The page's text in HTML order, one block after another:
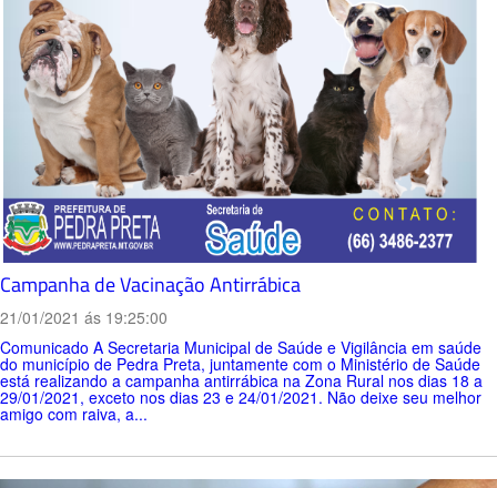
Campanha de Vacinação Antirrábica
21/01/2021 ás 19:25:00
Comunicado A Secretaria Municipal de Saúde e Vigilância em saúde
do município de Pedra Preta, juntamente com o Ministério de Saúde
está realizando a campanha antirrábica na Zona Rural nos dias 18 a
29/01/2021, exceto nos dias 23 e 24/01/2021. Não deixe seu melhor
amigo com raiva, a...